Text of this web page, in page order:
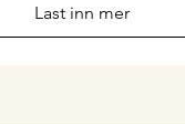
Last inn mer